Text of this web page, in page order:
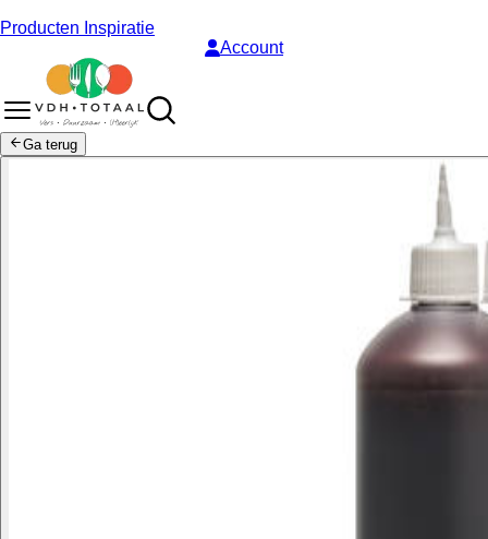
Producten Inspiratie
Account
Ga terug